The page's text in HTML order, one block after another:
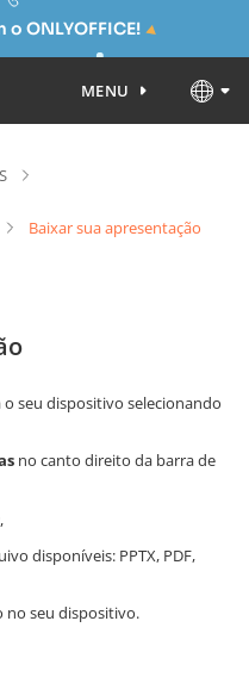
ONLYOFFICE!
MENU
Baixar sua apresentação
seu dispositivo selecionando
no canto direito da barra de
,
disponíveis: PPTX, PDF,
no seu dispositivo.